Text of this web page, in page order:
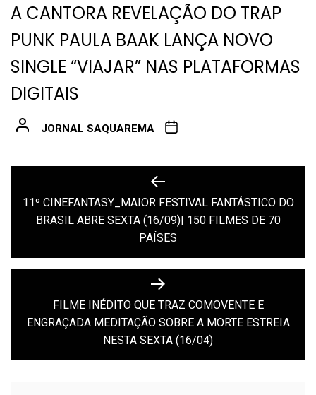
A CANTORA REVELAÇÃO DO TRAP
PUNK PAULA BAAK LANÇA NOVO
SINGLE “VIAJAR” NAS PLATAFORMAS
DIGITAIS
JORNAL SAQUAREMA
de
Previous
post:
11º CINEFANTASY_MAIOR FESTIVAL FANTÁSTICO DO
BRASIL ABRE SEXTA (16/09)| 150 FILMES DE 70
PAÍSES
Next
post:
FILME INÉDITO QUE TRAZ COMOVENTE E
ENGRAÇADA MEDITAÇÃO SOBRE A MORTE ESTREIA
NESTA SEXTA (16/04)